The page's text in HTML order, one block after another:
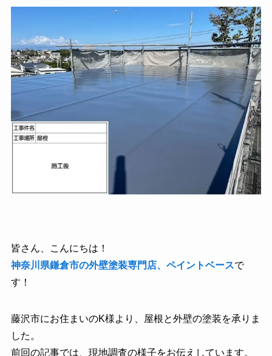
皆さん、こんにちは！
神奈川県鎌倉市の外壁塗装専門店、ペイントベースで
す！
藤沢市にお住まいのK様より、屋根と外壁の塗装を承りま
した。
前回の記事では、現地調査の様子をお伝えしています。